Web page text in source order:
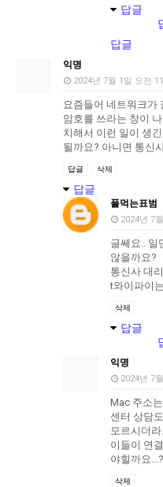
답글
답글
익명
2024년 7월 1일 오전
요즘들어 네트워크가
암호를 쓰라는 창이
치해서 이런 일이 생
될까요? 아니면 통신
답글 삭제
답글
풀먹는표범
2024년 7
글쎄요.. 일
않을까요?
통신사 대
t와이파이
삭제
답글
익명
2024년 7
Mac 주소
센터 상담
모르시더
이들이 연
야힐까요…?
삭제